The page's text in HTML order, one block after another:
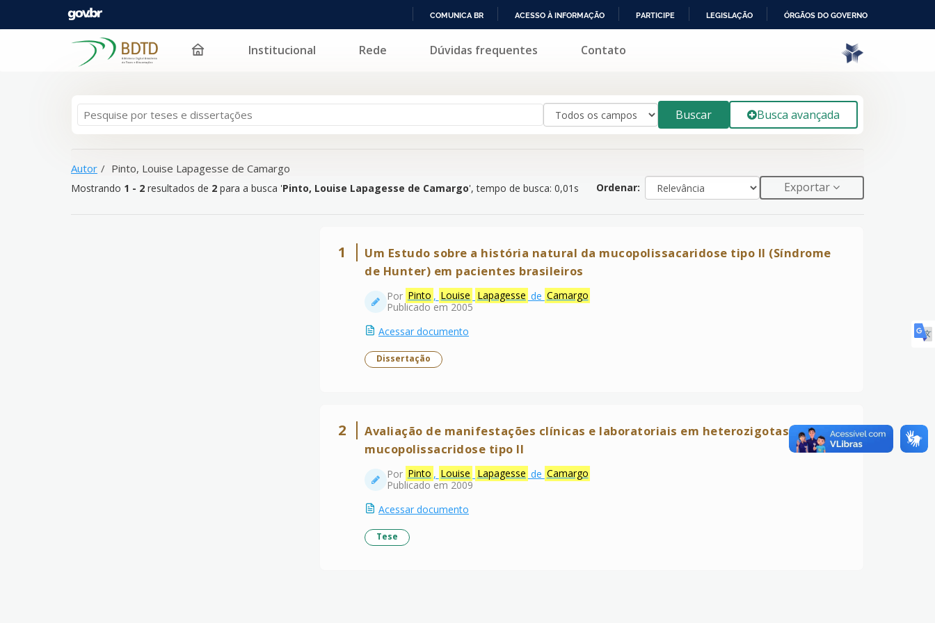
PARA
COMUNICA BR ACESSO À INFORMAÇÃO PARTICIPE LEGISLAÇÃO ÓRGÃOS DO GOVERNO
resultados de2para a busca ' Pinto, Louise Lapagesse de Camargo
Pular para o conteúdo Institucional Rede Dúvidas frequentes Contato
Buscar Busca avançada
Autor Pinto, Louise Lapagesse de Camargo
Mostrando 1 - 2 resultados de 2 para a busca 'Pinto, Louise Lapagesse de Camargo', tempo de busca: 0,01s Ordenar: Exportar
1
Um Estudo sobre a história natural da mucopolissacaridose tipo II (Síndrome
de Hunter) em pacientes brasileiros
Por Pinto , Louise Lapagesse de Camargo
Publicado em 2005
Acessar documento
Dissertação
2
Avaliação de manifestações clínicas e laboratoriais em heterozigotas para
mucopolissacridose tipo II
Por Pinto , Louise Lapagesse de Camargo
Publicado em 2009
Acessar documento
Tese